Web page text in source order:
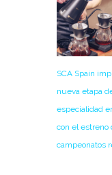
SCA Spain
nueva etapa
especialidad
con el estreno
campeonatos